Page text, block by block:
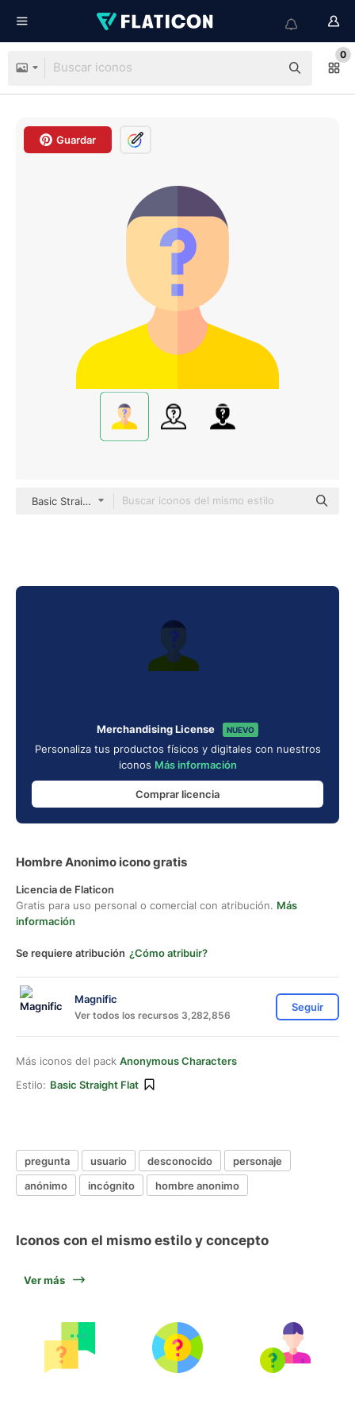
0
Guardar
Basic Straight Flat
Merchandising License NUEVO
Personaliza tus productos físicos y digitales con nuestros
iconos Más información
Comprar licencia
Hombre Anonimo icono gratis
Licencia de Flaticon
Gratis para uso personal o comercial con atribución. Más
información
Se requiere atribución ¿Cómo atribuir?
Magnific
Ver todos los recursos 3,282,856
Seguir
Más iconos del pack Anonymous Characters
Estilo: Basic Straight Flat
pregunta usuario desconocido
personaje
anónimo
incógnito hombre anonimo
Iconos con el mismo estilo y concepto
Ver más